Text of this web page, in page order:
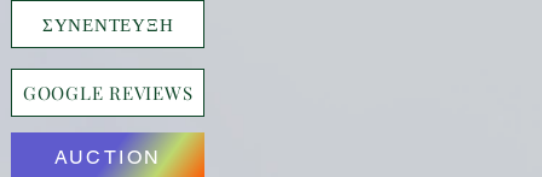
ΣΥΝΕΝΤΕΥΞΗ
GOOGLE REVIEWS
AUCTION